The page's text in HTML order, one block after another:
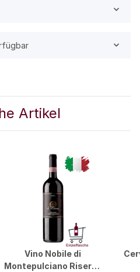
Artikel
Vino Nobile di
Montepulciano Riserva